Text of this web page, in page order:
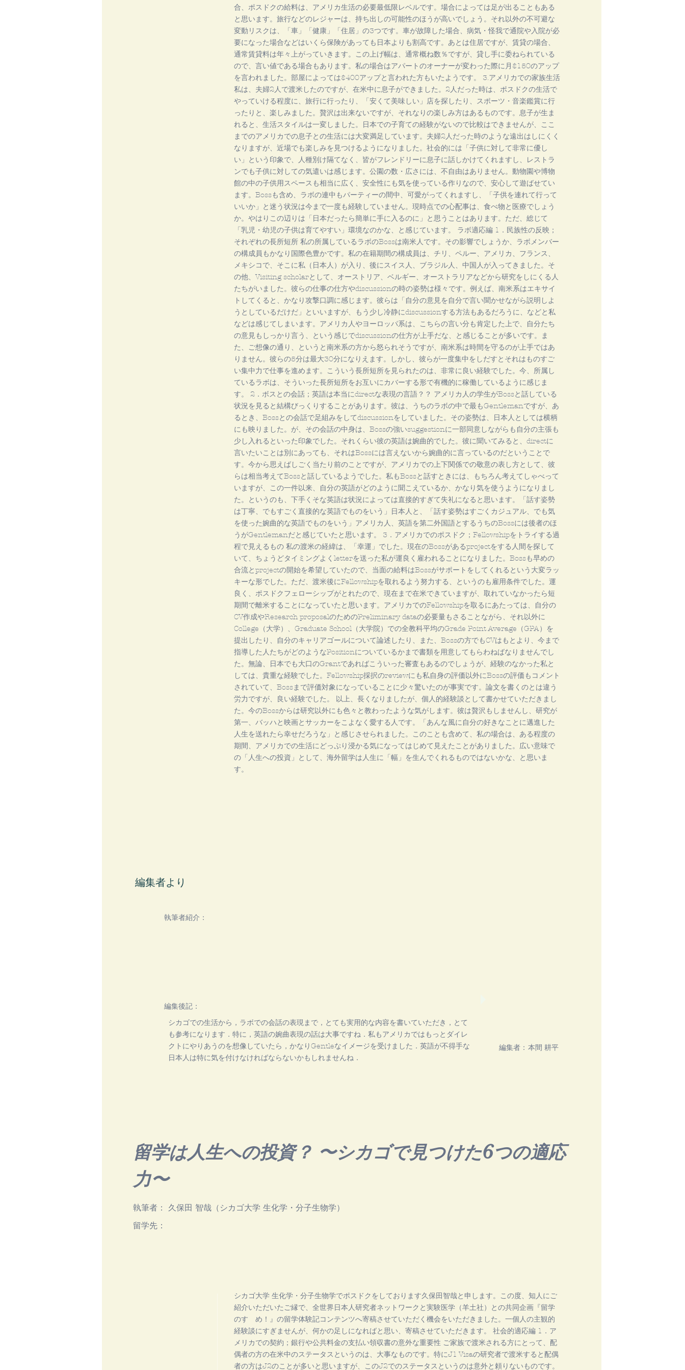
合、ポスドクの給料は、アメリカ生活の必要最低限レベルです。場合によっては足が出ることもある
と思います。旅行などのレジャーは、持ち出しの可能性のほうが高いでしょう。それ以外の不可避な
変動リスクは、「車」「健康」「住居」の3つです。車が故障した場合、病気・怪我で通院や入院が必
要になった場合などはいくら保険があっても日本よりも割高です。あとは住居ですが、賃貸の場合、
通常賃貸料は年々上がっていきます。この上げ幅は、通常概ね数％ですが、貸し手に委ねられている
ので、言い値である場合もあります。私の場合はアパートのオーナーが変わった際に月$150のアップ
を言われました。部屋によっては$400アップと言われた方もいたようです。 3.アメリカでの家族生活
私は、夫婦2人で渡米したのですが、在米中に息子ができました。2人だった時は、ポスドクの生活で
やっていける程度に、旅行に行ったり、「安くて美味しい」店を探したり、スポーツ・音楽鑑賞に行
ったりと、楽しみました。贅沢は出来ないですが、それなりの楽しみ方はあるものです。息子が生ま
れると、生活スタイルは一変しました。日本での子育ての経験がないので比較はできませんが、ここ
までのアメリカでの息子との生活には大変満足しています。夫婦2人だった時のような遠出はしにくく
なりますが、近場でも楽しみを見つけるようになりました。社会的には「子供に対して非常に優し
い」という印象で、人種別け隔てなく、皆がフレンドリーに息子に話しかけてくれますし、レストラ
ンでも子供に対しての気遣いは感じます。公園の数・広さには、不自由はありません。動物園や博物
館の中の子供用スペースも相当に広く、安全性にも気を使っている作りなので、安心して遊ばせてい
ます。Bossも含め、ラボの連中もパーティーの間中、可愛がってくれますし、「子供を連れて行って
いいか」と迷う状況は今まで一度も経験していません。現時点での心配事は、食べ物と医療でしょう
か。やはりこの辺りは「日本だったら簡単に手に入るのに」と思うことはあります。ただ、総じて
「乳児・幼児の子供は育てやすい」環境なのかな、と感じています。 ラボ適応編 1．民族性の反映；
それぞれの長所短所 私の所属しているラボのBossは南米人です。その影響でしょうか、ラボメンバー
の構成員もかなり国際色豊かです。私の在籍期間の構成員は、チリ、ペルー、アメリカ、フランス、
メキシコで、そこに私（日本人）が入り、後にスイス人、ブラジル人、中国人が入ってきました。そ
の他、Visiting scholarとして、オーストリア、ベルギー、オーストラリアなどから研究をしにくる人
たちがいました。彼らの仕事の仕方やdiscussionの時の姿勢は様々です。例えば、南米系はエキサイ
トしてくると、かなり攻撃口調に感じます。彼らは「自分の意見を自分で言い聞かせながら説明しよ
うとしているだけだ」といいますが、もう少し冷静にdiscussionする方法もあるだろうに、などと私
などは感じてしまいます。アメリカ人やヨーロッパ系は、こちらの言い分も肯定した上で、自分たち
の意見もしっかり言う、という感じでdiscussionの仕方が上手だな、と感じることが多いです。ま
た、ご想像の通り、というと南米系の方から怒られそうですが、南米系は時間を守るのが上手ではあ
りません。彼らの5分は最大30分になりえます。しかし、彼らが一度集中をしだすとそれはものすご
い集中力で仕事を進めます。こういう長所短所を見られたのは、非常に良い経験でした。今、所属し
ているラボは、そういった長所短所をお互いにカバーする形で有機的に稼働しているように感じま
す。 2．ボスとの会話；英語は本当にdirectな表現の言語？？ アメリカ人の学生がBossと話している
状況を見ると結構びっくりすることがあります。彼は、うちのラボの中で最もGentlemanですが、あ
るとき、Bossとの会話で足組みをしてdiscussionをしていました。その姿勢は、日本人としては横柄
にも映りました。が、その会話の中身は、Bossの強いsuggestionに一部同意しながらも自分の主張も
少し入れるといった印象でした。それくらい彼の英語は婉曲的でした。彼に聞いてみると、directに
言いたいことは別にあっても、それはBossには言えないから婉曲的に言っているのだということで
す。今から思えばしごく当たり前のことですが、アメリカでの上下関係での敬意の表し方として、彼
らは相当考えてBossと話しているようでした。私もBossと話すときには、もちろん考えてしゃべって
いますが、この一件以来、自分の英語がどのように聞こえているか、かなり気を使うようになりまし
た。というのも、下手くそな英語は状況によっては直接的すぎて失礼になると思います。「話す姿勢
は丁寧、でもすごく直接的な英語でものをいう」日本人と、「話す姿勢はすごくカジュアル、でも気
を使った婉曲的な英語でものをいう」アメリカ人、英語を第二外国語とするうちのBossには後者のほ
うがGentlemanだと感じていたと思います。 3．アメリカでのポスドク；Fellowshipをトライする過
程で見えるもの 私の渡米の経緯は、「幸運」でした。現在のBossがあるprojectをする人間を探して
いて、ちょうどタイミングよくletterを送った私が運良く雇われることになりました。Bossも早めの
合流とprojectの開始を希望していたので、当面の給料はBossがサポートをしてくれるという大変ラッ
キーな形でした。ただ、渡米後にFellowshipを取れるよう努力する、というのも雇用条件でした。運
良く、ポスドクフェローシップがとれたので、現在まで在米できていますが、取れていなかったら短
期間で離米することになっていたと思います。アメリカでのFellowshipを取るにあたっては、自分の
CV作成やResearch proposalのためのPreliminary dataの必要量もさることながら、それ以外に
College（大学）、Graduate School（大学院）での全教科平均のGrade Point Average（GPA）を
提出したり、自分のキャリアゴールについて論述したり、また、Bossの方でもCVはもとより、今まで
指導した人たちがどのようなPositionについているかまで書類を用意してもらわねばなりませんでし
た。無論、日本でも大口のGrantであればこういった審査もあるのでしょうが、経験のなかった私と
しては、貴重な経験でした。Fellowship採択のreviewにも私自身の評価以外にBossの評価もコメント
されていて、Bossまで評価対象になっていることに少々驚いたのが事実です。論文を書くのとは違う
労力ですが、良い経験でした。 以上、長くなりましたが、個人的経験談として書かせていただきまし
た。今のBossからは研究以外にも色々と教わったような気がします。彼は贅沢もしませんし、研究が
第一、バッハと映画とサッカーをこよなく愛する人です。「あんな風に自分の好きなことに邁進した
人生を送れたら幸せだろうな」と感じさせられました。このことも含めて、私の場合は、ある程度の
期間、アメリカでの生活にどっぷり浸かる気になってはじめて見えたことがありました。広い意味で
の「人生への投資」として、海外留学は人生に「幅」を生んでくれるものではないかな、と思いま
す。
​編集者より
​執筆者紹介：
編集後記：
シカゴでの生活から，ラボでの会話の表現まで，とても実用的な内容を書いていただき，とて
も参考になります．特に，英語の婉曲表現の話は大事ですね．私もアメリカではもっとダイレ
クトにやりあうのを想像していたら，かなりGentleなイメージを受けました．英語が不得手な
日本人は特に気を付けなければならないかもしれませんね．
編集者： 本間 耕平
留学は人生への投資？ 〜シカゴで見つけた6つの適応
力〜
執筆者：
久保田 智哉（シカゴ大学 生化学・分子生物学）
留学先：
シカゴ大学 生化学・分子生物学でポスドクをしております久保田智哉と申します。この度、知人にご
紹介いただいたご縁で、全世界日本人研究者ネットワークと実験医学（羊土社）との共同企画『留学
のすゝめ！』の留学体験記コンテンツへ寄稿させていただく機会をいただきました。一個人の主観的
経験談にすぎませんが、何かの足しになればと思い、寄稿させていただきます。 社会的適応編 1．ア
メリカでの契約；銀行や公共料金の支払い領収書の意外な重要性 ご家族で渡米される方にとって、配
偶者の方の在米中のステータスというのは、大事なものです。特にJ1 Visaの研究者で渡米すると配偶
者の方はJ2のことが多いと思いますが、このJ2でのステータスというのは意外と頼りないものです。